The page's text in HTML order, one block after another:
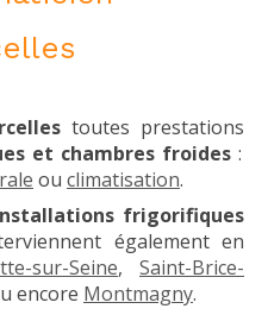
toutes prestations
et chambres froides :
ou climatisation.
frigorifiques
également en
sur-Seine, Saint-Brice-
encore Montmagny.